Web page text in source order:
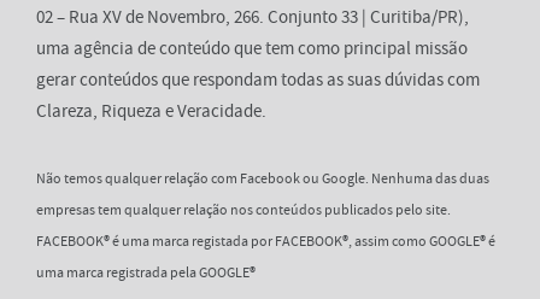
02 – Rua XV de Novembro, 266. Conjunto 33 | Curitiba/PR),
uma agência de conteúdo que tem como principal missão
gerar conteúdos que respondam todas as suas dúvidas com
Clareza, Riqueza e Veracidade.
Não temos qualquer relação com Facebook ou Google. Nenhuma das duas
empresas tem qualquer relação nos conteúdos publicados pelo site.
FACEBOOK® é uma marca registada por FACEBOOK®, assim como GOOGLE® é
uma marca registrada pela GOOGLE®